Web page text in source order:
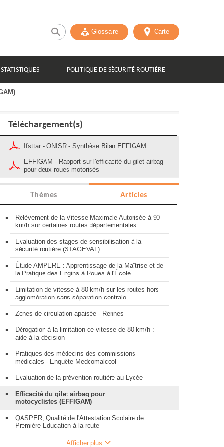
Glossaire Carte
POLITIQUE DE SÉCURITÉ ROUTIÈRE
Téléchargement(s)
Ifsttar - ONISR - Synthèse Bilan EFFIGAM
EFFIGAM - Rapport sur l'efficacité du gilet airbag
pour deux-roues motorisés
Thèmes Articles
Relèvement de la Vitesse Maximale Autorisée à 90
km/h sur certaines routes départementales
Evaluation des stages de sensibilisation à la
sécurité routière (STAGEVAL)
Étude AMPERE : Apprentissage de la Maîtrise et de
la Pratique des Engins à Roues à l'École
Limitation de vitesse à 80 km/h sur les routes hors
agglomération sans séparation centrale
Zones de circulation apaisée - Rennes
Dérogation à la limitation de vitesse de 80 km/h :
aide à la décision
Pratiques des médecins des commissions
médicales - Enquête Medcomalcool
Evaluation de la prévention routière au Lycée
Efficacité du gilet airbag pour
motocyclistes (EFFIGAM)
QASPER, Qualité de l'Attestation Scolaire de
Première Éducation à la route
Afficher plus